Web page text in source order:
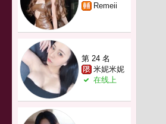
Remeii
第 24 名
米妮米妮
在线上